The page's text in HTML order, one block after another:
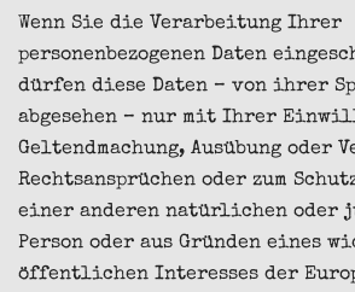
Wenn Sie die Verarbeitung Ihrer
personenbezogenen Daten
dürfen diese Daten – von ihrer
abgesehen – nur mit Ihrer
Geltendmachung, Ausübung oder
Rechtsansprüchen oder zum
einer anderen natürlichen oder
Person oder aus Gründen eines
öffentlichen Interesses der